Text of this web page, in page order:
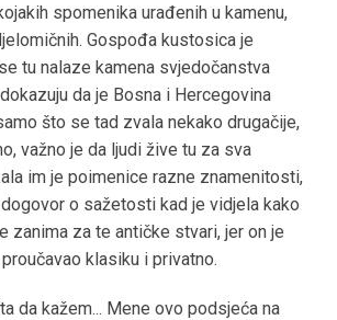
spomenika urađenih u kamenu,
Gospođa kustosica je
tu nalaze kamena svjedočanstva
da je Bosna i Hercegovina
što se tad zvala nekako drugačije,
važno je da ljudi žive tu za sva
im je poimenice razne znamenitosti,
o sažetosti kad je vidjela kako
zanima za te antičke stvari, jer on je
klasiku i privatno.
da kažem... Mene ovo podsjeća na